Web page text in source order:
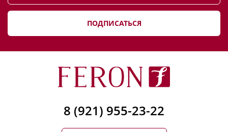
ПОДПИСАТЬСЯ
8 (921) 955-23-22